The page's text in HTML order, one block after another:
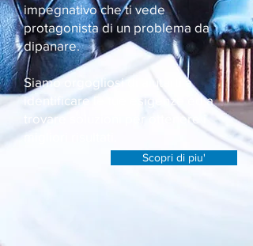
impegnativo che ti vede
protagonista di un problema da
dipanare.
Siamo orgogliosi di aiutarti a
identificare le tue esigenze ed a
trovare soluzioni per ottenere i
migliori risultati.
Scopri di piu'